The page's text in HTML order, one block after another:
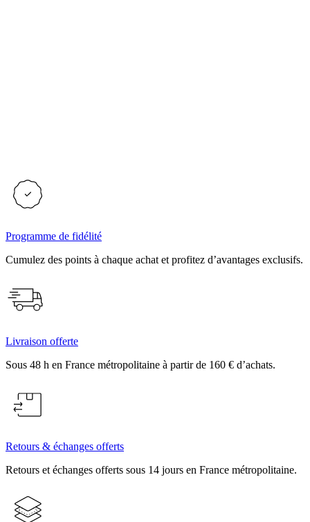
Programme de fidélité
Cumulez des points à chaque achat et profitez d’avantages exclusifs.
Livraison offerte
Sous 48 h en France métropolitaine à partir de 160 € d’achats.
Retours & échanges offerts
Retours et échanges offerts sous 14 jours en France métropolitaine.